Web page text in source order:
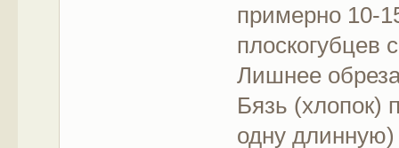
примерно 10-
плоскогубцев
Лишнее
Бязь (хлопок)
одну